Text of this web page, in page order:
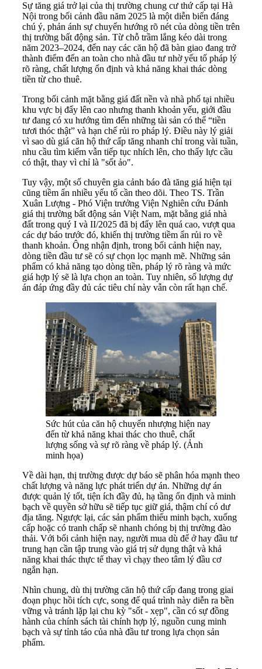
Sự tăng giá trở lại của thị trường chung cư thứ cấp tại Hà
Nội trong bối cảnh đầu năm 2025 là một diễn biến đáng
chú ý, phản ánh sự chuyển hướng rõ nét của dòng tiền trên
thị trường bất động sản. Từ chỗ trầm lắng kéo dài trong
năm 2023–2024, đến nay các căn hộ đã bàn giao đang trở
thành điểm đến an toàn cho nhà đầu tư nhờ yếu tố pháp lý
rõ ràng, chất lượng ổn định và khả năng khai thác dòng
tiền từ cho thuê.
Trong bối cảnh mặt bằng giá đất nền và nhà phố tại nhiều
khu vực bị đẩy lên cao nhưng thanh khoản yếu, giới đầu
tư đang có xu hướng tìm đến những tài sản có thể “tiền
tươi thóc thật” và hạn chế rủi ro pháp lý. Điều này lý giải
vì sao dù giá căn hộ thứ cấp tăng nhanh chỉ trong vài tuần,
nhu cầu tìm kiếm vẫn tiếp tục nhích lên, cho thấy lực cầu
có thật, thay vì chỉ là "sốt ảo".
Tuy vậy, một số chuyên gia cảnh báo đà tăng giá hiện tại
cũng tiềm ẩn nhiều yếu tố cần theo dõi. Theo TS. Trần
Xuân Lượng - Phó Viện trưởng Viện Nghiên cứu Đánh
giá thị trường bất động sản Việt Nam, mặt bằng giá nhà
đất trong quý I và II/2025 đã bị đẩy lên quá cao, vượt qua
các dự báo trước đó, khiến thị trường tiềm ẩn rủi ro về
thanh khoản. Ông nhận định, trong bối cảnh hiện nay,
dòng tiền đầu tư sẽ có sự chọn lọc mạnh mẽ. Những sản
phẩm có khả năng tạo dòng tiền, pháp lý rõ ràng và mức
giá hợp lý sẽ là lựa chọn an toàn. Tuy nhiên, số lượng dự
án đáp ứng đầy đủ các tiêu chí này vẫn còn rất hạn chế.
Sức hút của căn hộ chuyển nhượng hiện nay
đến từ khả năng khai thác cho thuê, chất
lượng sống và sự rõ ràng về pháp lý. (Ảnh
minh họa)
Về dài hạn, thị trường được dự báo sẽ phân hóa mạnh theo
chất lượng và năng lực phát triển dự án. Những dự án
được quản lý tốt, tiện ích đầy đủ, hạ tầng ổn định và minh
bạch về quyền sở hữu sẽ tiếp tục giữ giá, thậm chí có dư
địa tăng. Ngược lại, các sản phẩm thiếu minh bạch, xuống
cấp hoặc có tranh chấp sẽ nhanh chóng bị thị trường đào
thải. Với bối cảnh hiện nay, người mua dù để ở hay đầu tư
trung hạn cần tập trung vào giá trị sử dụng thật và khả
năng khai thác thực tế thay vì chạy theo tâm lý đầu cơ
ngắn hạn.
Nhìn chung, dù thị trường căn hộ thứ cấp đang trong giai
đoạn phục hồi tích cực, song để quá trình này diễn ra bền
vững và tránh lặp lại chu kỳ "sốt - xẹp", cần có sự đồng
hành của chính sách tài chính hợp lý, nguồn cung minh
bạch và sự tỉnh táo của nhà đầu tư trong lựa chọn sản
phẩm.